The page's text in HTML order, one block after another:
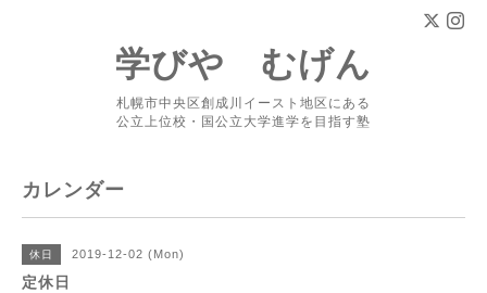
学びや むげん
札幌市中央区創成川イースト地区にある
公立上位校・国公立大学進学を目指す塾
カレンダー
休日 2019-12-02 (Mon)
定休日